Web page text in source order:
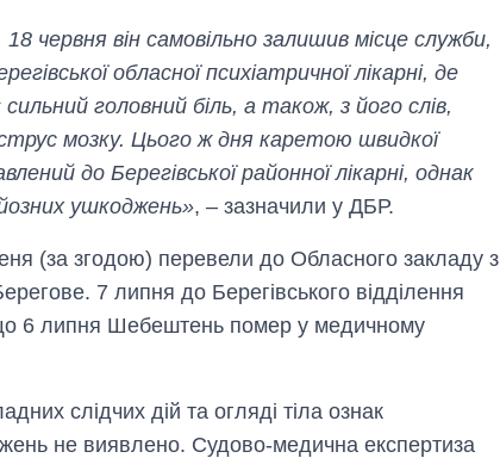
червня він самовільно залишив місце служби,
обласної психіатричної лікарні, де
головний біль, а також, з його слів,
мозку. Цього ж дня каретою швидкої
до Берегівської районної лікарні, однак
ушкоджень», – зазначили у ДБР.
(за згодою) перевели до Обласного закладу з
7 липня до Берегівського відділення
6 липня Шебештень помер у медичному
слідчих дій та огляді тіла ознак
не виявлено. Судово-медична експертиза